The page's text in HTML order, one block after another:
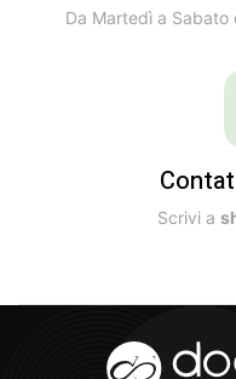
Da Martedì a Sabato
Scrivi a